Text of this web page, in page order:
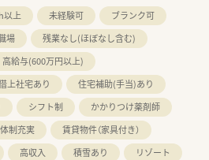
以上 未経験可
ブランク可
場
残業なし(ほぼなし含む)
高給与(600万円以上)
上社宅あり
住宅補助(手当)あり
シフト制
かかりつけ薬剤師
制充実
賃貸物件（家具付き）
高収入 積雪あり リゾート